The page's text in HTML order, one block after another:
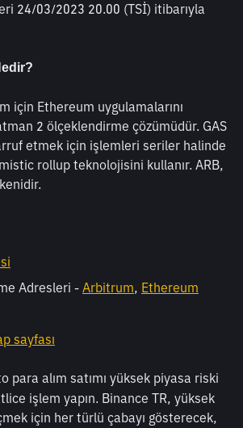
24/03/2023 20.00 (TSİ) itibarıyla
için Ethereum uygulamalarını
2 ölçeklendirme çözümüdür. GAS
etmek için işlemleri seriler halinde
rollup teknolojisini kullanır. ARB,
Adresleri - Arbitrum, Ethereum
sayfası
para alım satımı yüksek piyasa riski
işlem yapın. Binance TR, yüksek
için her türlü çabayı gösterecek,